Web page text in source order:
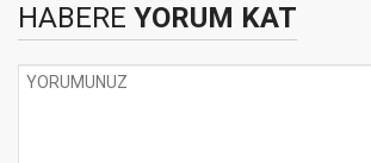
HABERE YORUM KAT